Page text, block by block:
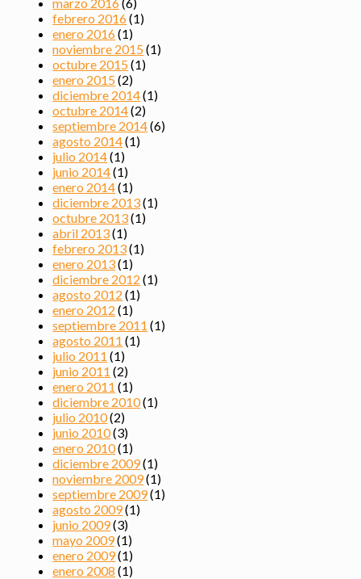
febrero 2016(1)
enero 2016(1)
noviembre 2015(1)
octubre 2015(1)
enero 2015(2)
diciembre 2014(1)
octubre 2014(2)
septiembre 2014(6)
agosto 2014(1)
julio 2014(1)
junio 2014(1)
enero 2014(1)
diciembre 2013(1)
octubre 2013(1)
abril 2013(1)
febrero 2013(1)
enero 2013(1)
diciembre 2012 (1)
agosto 2012 (1)
enero 2012 (1)
septiembre 2011 (1)
agosto 2011 (1)
julio 2011 (1)
junio 2011 (2)
enero 2011 (1)
diciembre 2010(1)
julio 2010(2)
junio 2010(3)
enero 2010(1)
diciembre 2009(1)
noviembre 2009(1)
septiembre 2009(1)
agosto 2009(1)
junio 2009(3)
mayo 2009(1)
enero 2009(1)
enero 2008 (1)